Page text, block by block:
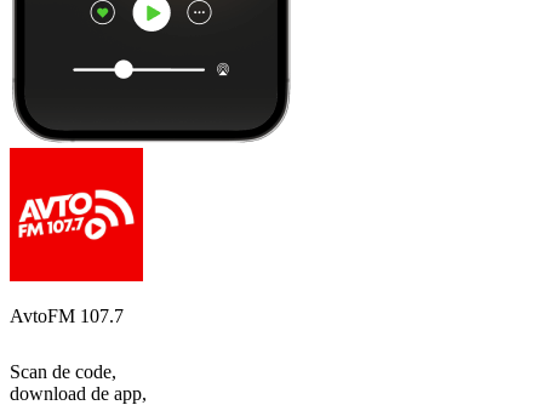
AvtoFM 107.7
Scan de code,
download de app,